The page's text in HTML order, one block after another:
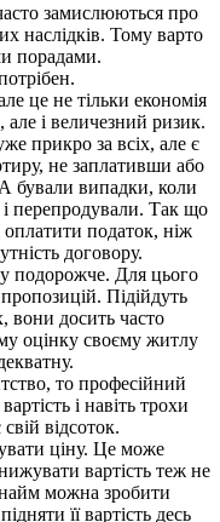
замислюються про
наслідків. Тому варто
порадами.
це не тільки економія
але і величезний ризик.
прикро за всіх, але є
не заплативши або
бували випадки, коли
перепродували. Так що
оплатити податок, ніж
договору.
подорожче. Для цього
Підійдуть
вони досить часто
оцінку своєму житлу
то професійний
і навіть трохи
відсоток.
ціну. Це може
вартість теж не
можна зробити
її вартість десь